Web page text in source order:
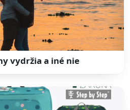
vydržia a iné nie